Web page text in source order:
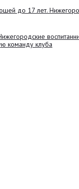
до 17 лет.
команду клуба